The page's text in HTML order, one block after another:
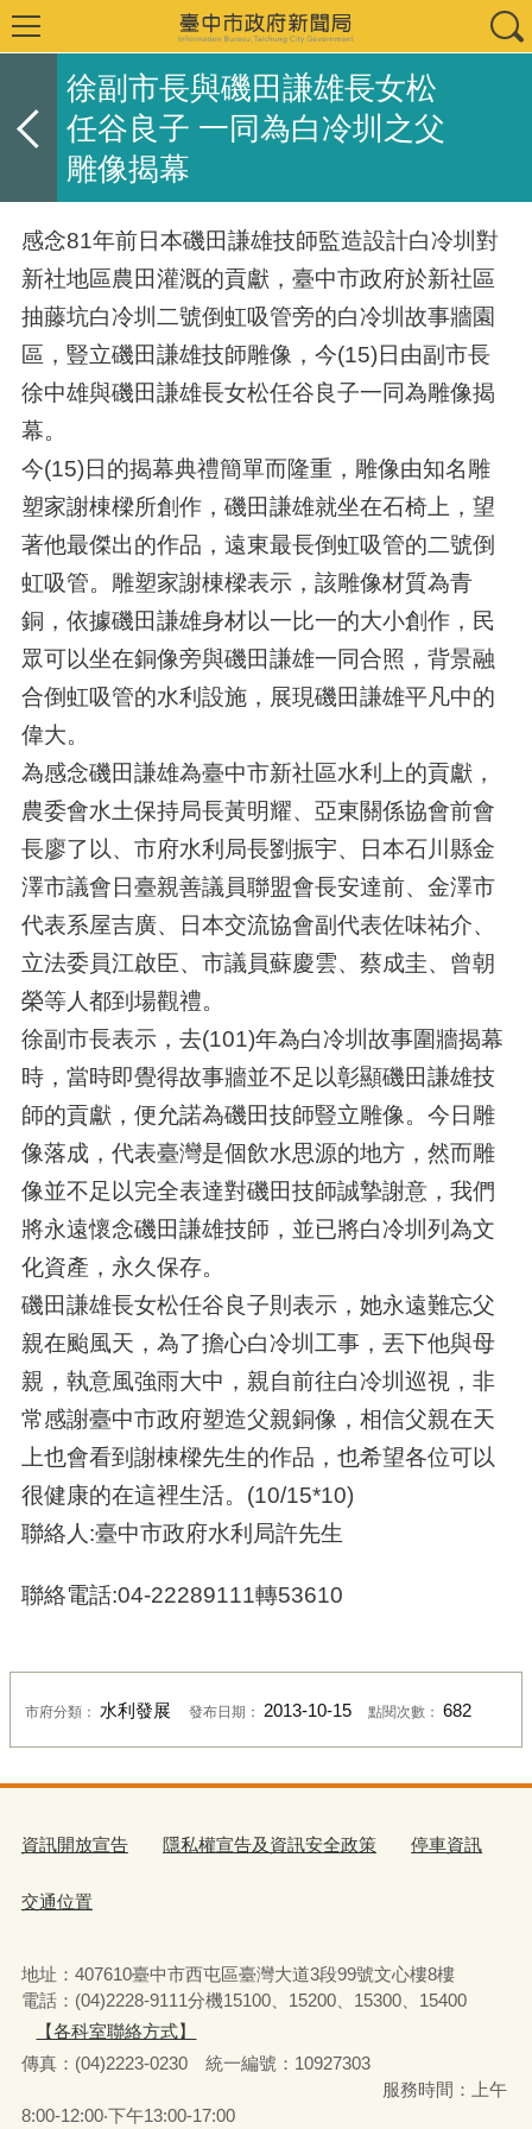
徐副市長與磯田謙雄長女松
任谷良子 一同為白冷圳之父
雕像揭幕
感念81年前日本磯田謙雄技師監造設計白冷圳對
新社地區農田灌溉的貢獻，臺中市政府於新社區
抽藤坑白冷圳二號倒虹吸管旁的白冷圳故事牆園
區，豎立磯田謙雄技師雕像，今(15)日由副市長
徐中雄與磯田謙雄長女松任谷良子一同為雕像揭
幕。
今(15)日的揭幕典禮簡單而隆重，雕像由知名雕
塑家謝棟樑所創作，磯田謙雄就坐在石椅上，望
著他最傑出的作品，遠東最長倒虹吸管的二號倒
虹吸管。雕塑家謝棟樑表示，該雕像材質為青
銅，依據磯田謙雄身材以一比一的大小創作，民
眾可以坐在銅像旁與磯田謙雄一同合照，背景融
合倒虹吸管的水利設施，展現磯田謙雄平凡中的
偉大。
為感念磯田謙雄為臺中市新社區水利上的貢獻，
農委會水土保持局長黃明耀、亞東關係協會前會
長廖了以、市府水利局長劉振宇、日本石川縣金
澤市議會日臺親善議員聯盟會長安達前、金澤市
代表系屋吉廣、日本交流協會副代表佐味祐介、
立法委員江啟臣、市議員蘇慶雲、蔡成圭、曾朝
榮等人都到場觀禮。
徐副市長表示，去(101)年為白冷圳故事圍牆揭幕
時，當時即覺得故事牆並不足以彰顯磯田謙雄技
師的貢獻，便允諾為磯田技師豎立雕像。今日雕
像落成，代表臺灣是個飲水思源的地方，然而雕
像並不足以完全表達對磯田技師誠摯謝意，我們
將永遠懷念磯田謙雄技師，並已將白冷圳列為文
化資產，永久保存。
磯田謙雄長女松任谷良子則表示，她永遠難忘父
親在颱風天，為了擔心白冷圳工事，丟下他與母
親，執意風強雨大中，親自前往白冷圳巡視，非
常感謝臺中市政府塑造父親銅像，相信父親在天
上也會看到謝棟樑先生的作品，也希望各位可以
很健康的在這裡生活。(10/15*10)
聯絡人:臺中市政府水利局許先生
聯絡電話:04-22289111轉53610
市府分類： 水利發展 發布日期： 2013-10-15 點閱次數：682
資訊開放宣告 隱私權宣告及資訊安全政策 停車資訊
交通位置
地址：407610臺中市西屯區臺灣大道3段99號文心樓8樓
電話：(04)2228-9111分機15100、15200、15300、15400
【各科室聯絡方式】
傳真：(04)2223-0230 統一編號 ： 10927303
服務時間：上午
8:00-12:00‧下午13:00-17:00